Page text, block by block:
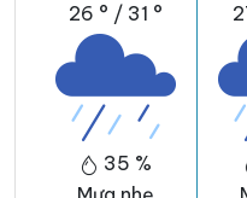
26 ° / 31 °
35 %